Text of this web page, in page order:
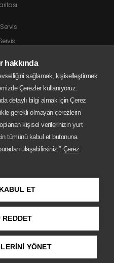
hakkında
sağlamak, kişiselleştirmek
Çerezler kullanıyoruz.
detaylı bilgi almak için Çerez
gerekli olmayan çerezlerin
kişisel verilerinizin yurt
tümünü kabul et butonuna
ulaşabilirsiniz.” Çerez
ET
REDDET
YÖNET
Servis
Servis
Borusan Oto